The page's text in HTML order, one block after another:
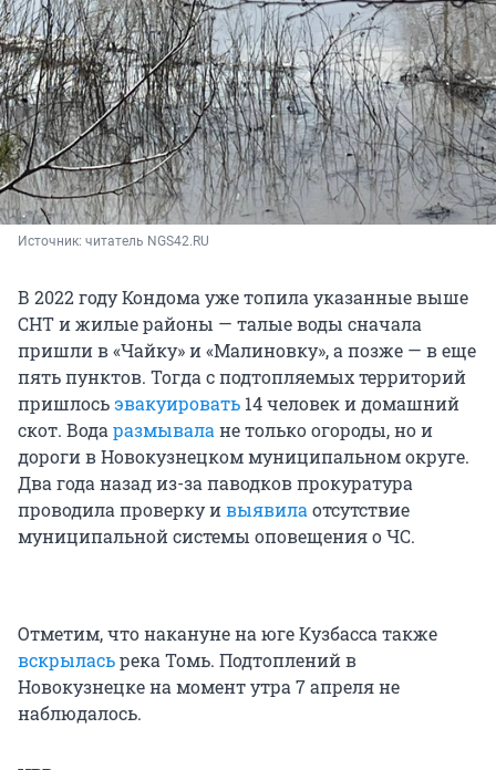
Источник: читатель NGS42.RU
В 2022 году Кондома уже топила указанные выше
СНТ и жилые районы — талые воды сначала
пришли в «Чайку» и «Малиновку», а позже — в еще
пять пунктов. Тогда с подтопляемых территорий
пришлосьэвакуировать 14 человек и домашний
скот. Вода размывала не только огороды, но и
дороги в Новокузнецком муниципальном округе.
Два года назад из-за паводков прокуратура
проводила проверку ивыявила отсутствие
муниципальной системы оповещения о ЧС.
Отметим, что накануне на юге Кузбасса также
вскрыласьрека Томь. Подтоплений в
Новокузнецке на момент утра 7 апреля не
наблюдалось.